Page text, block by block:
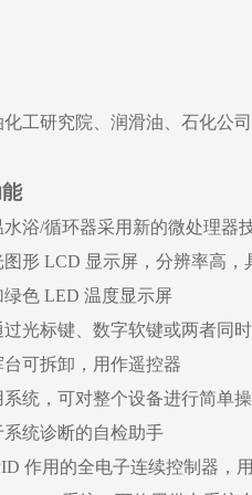
化工研究院、润滑油、石化公
水浴/循环器采用新的微处理器
图形 LCD 显示屏，分辨率高，
绿色 LED 温度显示屏
光标键、数字软键或两者同
台可拆卸，用作遥控器
系统，可对整个设备进行简单
系统诊断的自检助手
作用的全电子连续控制器，